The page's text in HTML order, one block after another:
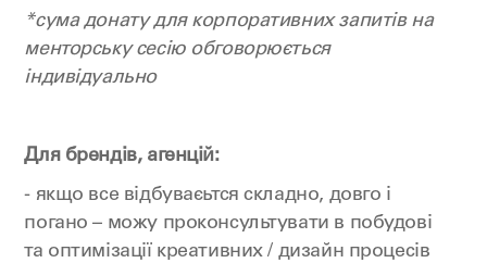
*сума донату для корпоративних запитів на
менторську сесію обговорюється
індивідуально
Для брендів, агенцій:
- якщо все відбуваєьтся складно, довго і
погано – можу проконсультувати в побудові
та оптимізації креативних / дизайн процесів